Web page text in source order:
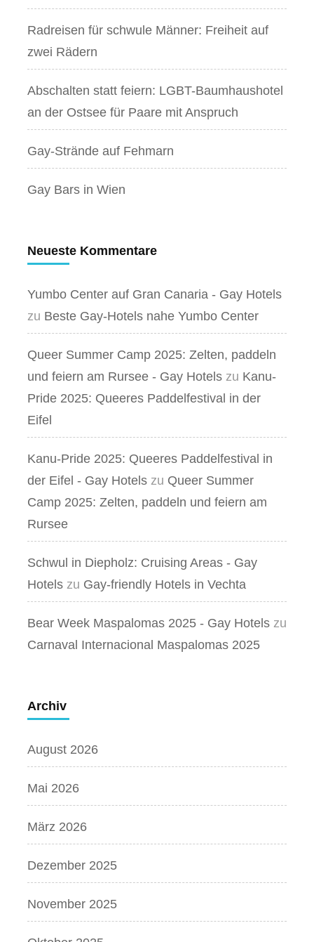
Radreisen für schwule Männer: Freiheit auf
zwei Rädern
Abschalten statt feiern: LGBT-Baumhaushotel
an der Ostsee für Paare mit Anspruch
Gay-Strände auf Fehmarn
Gay Bars in Wien
Neueste Kommentare
Yumbo Center auf Gran Canaria - Gay Hotels
zu Beste Gay-Hotels nahe Yumbo Center
Queer Summer Camp 2025: Zelten, paddeln
und feiern am Rursee - Gay Hotels zu Kanu-
Pride 2025: Queeres Paddelfestival in der
Eifel
Kanu-Pride 2025: Queeres Paddelfestival in
der Eifel - Gay Hotels zu Queer Summer
Camp 2025: Zelten, paddeln und feiern am
Rursee
Schwul in Diepholz: Cruising Areas - Gay
Hotels zu Gay-friendly Hotels in Vechta
Bear Week Maspalomas 2025 - Gay Hotels zu
Carnaval Internacional Maspalomas 2025
Archiv
August 2026
Mai 2026
März 2026
Dezember 2025
November 2025